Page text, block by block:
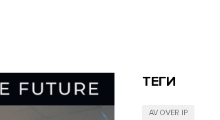
ТЕГИ
AV OVER IP